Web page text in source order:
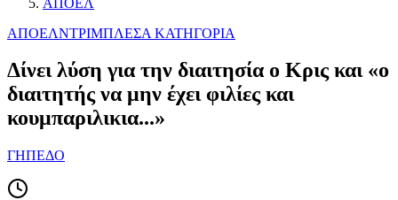
ΑΠΟΕΛΝΤΡΙΜΠΛΕΣΑ ΚΑΤΗΓΟΡΙΑ
Δίνει λύση για την διαιτησία ο Κρις και «ο
διαιτητής να μην έχει φιλίες και
κουμπαριλικια...»
ΓΗΠΕΔΟ